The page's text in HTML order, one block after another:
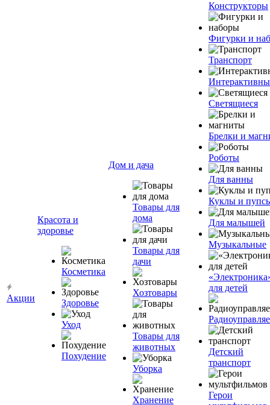
Акции
Красота и
здоровье
Косметика
Здоровье
Уход
Похудение
Дом и дача
Товары для
дома
Товары для
дачи
Хозтовары
Товары для
животных
Уборка
Хранение
Конструкторы
Фигурки и
Транспорт
Светящиеся
Брелки и
Роботы
Для ванны
Куклы и
Для малышей
Музыкальные
для детей
Детский
транспорт
Герои